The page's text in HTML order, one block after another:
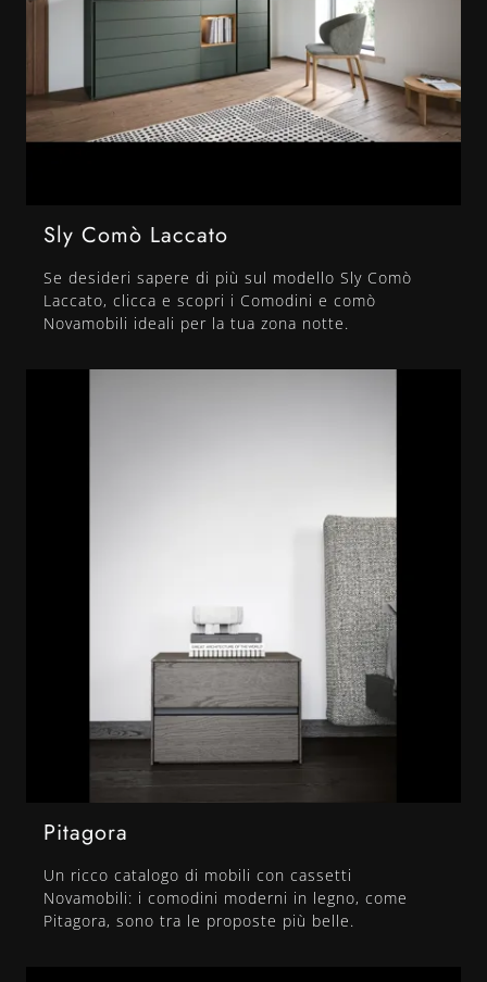
Sly Comò Laccato
Se desideri sapere di più sul modello Sly Comò
Laccato, clicca e scopri i Comodini e comò
Novamobili ideali per la tua zona notte.
Pitagora
Un ricco catalogo di mobili con cassetti
Novamobili: i comodini moderni in legno, come
Pitagora, sono tra le proposte più belle.